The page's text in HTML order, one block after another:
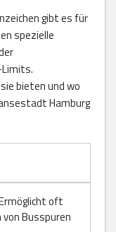
gibt es für
spezielle
bieten und wo
Hamburg
oft
Busspuren